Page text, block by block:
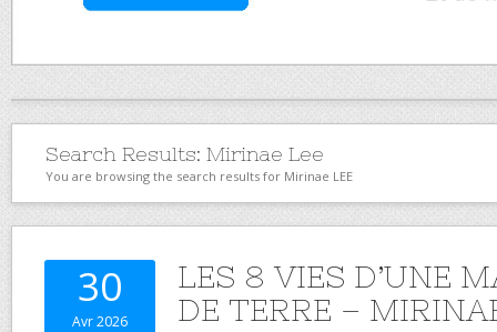
Search Results: Mirinae Lee
You are browsing the search results for Mirinae LEE
30
Avr 2026
LES 8 VIES D’UNE
DE TERRE –